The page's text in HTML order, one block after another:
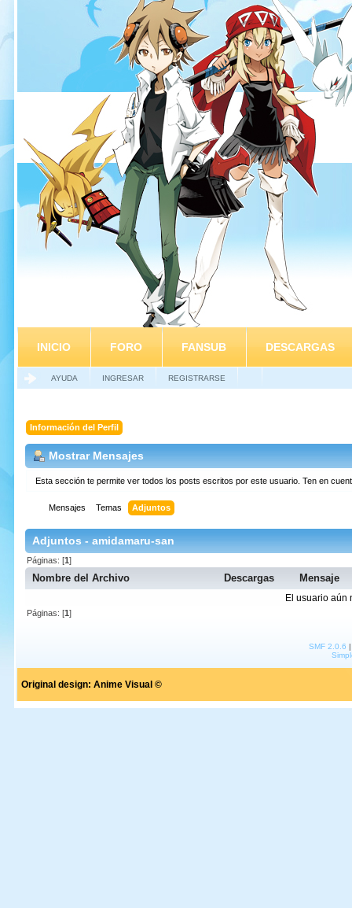
INICIO FORO FANSUB DESCARGAS
AYUDA INGRESAR REGISTRARSE
Información del Perfil
Mostrar Mensajes
Esta sección te permite ver todos los posts escritos por este usuario. Ten en
Mensajes Temas Adjuntos
Adjuntos - amidamaru-san
Páginas: [1]
Nombre del Archivo Descargas
Mensaje
El usuario aún
Páginas: [1]
SMF 2.0.6
Original design: Anime Visual ©